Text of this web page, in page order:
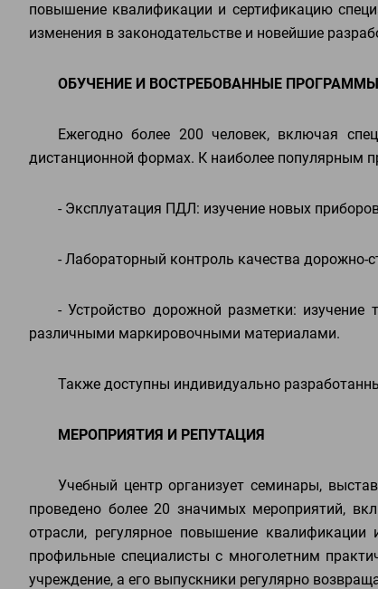
повышение квалификации и сертификацию
изменения в законодательстве и новейшие
ОБУЧЕНИЕ И ВОСТРЕБОВАННЫЕ ПРОГРАММЫ
Ежегодно более 200 человек, включая
дистанционной формах. К наиболее популярным
- Эксплуатация ПДЛ: изучение новых
- Лабораторный контроль качества дорожно-
- Устройство дорожной разметки:
различными маркировочными материалами.
Также доступны индивидуально
МЕРОПРИЯТИЯ И РЕПУТАЦИЯ
Учебный центр организует семинары,
проведено более 20 значимых мероприятий,
отрасли, регулярное повышение
профильные специалисты с многолетним
учреждение, а его выпускники регулярно